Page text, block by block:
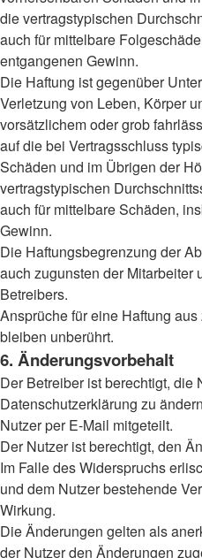
die vertragstypischen
auch für mittelbare
entgangenen Gewinn.
Die Haftung ist gegenüber
Verletzung von Leben, Körper
vorsätzlichem oder grob
auf die bei Vertragsschluss
Schäden und im Übrigen der
vertragstypischen
auch für mittelbare Schäden,
Gewinn.
Die Haftungsbegrenzung der
auch zugunsten der Mitarbeiter
Betreibers.
Ansprüche für eine Haftung
bleiben unberührt.
6. Änderungsvorbehalt
Der Betreiber ist berechtigt,
Datenschutzerklärung zu
Nutzer per E-Mail mitgeteilt.
Der Nutzer ist berechtigt, den
Im Falle des Widerspruchs
und dem Nutzer bestehende
Wirkung.
Die Änderungen gelten als
der Nutzer den Änderungen